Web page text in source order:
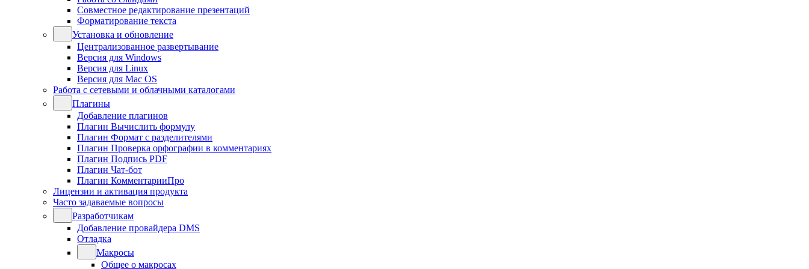
Совместное редактирование презентаций
Форматирование текста
Установка и обновление
Централизованное развертывание
Версия для Windows
Версия для Linux
Версия для Mac OS
Работа с сетевыми и облачными каталогами
Плагины
Добавление плагинов
Плагин Вычислить формулу
Плагин Формат с разделителями
Плагин Проверка орфографии в комментариях
Плагин Подпись PDF
Плагин Чат-бот
Плагин КомментарииПро
Лицензии и активация продукта
Часто задаваемые вопросы
Разработчикам
Добавление провайдера DMS
Отладка
Макросы
Общее о макросах